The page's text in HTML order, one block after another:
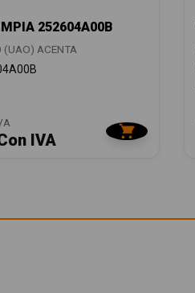
252604A00B
(UAO) ACENTA
IVA